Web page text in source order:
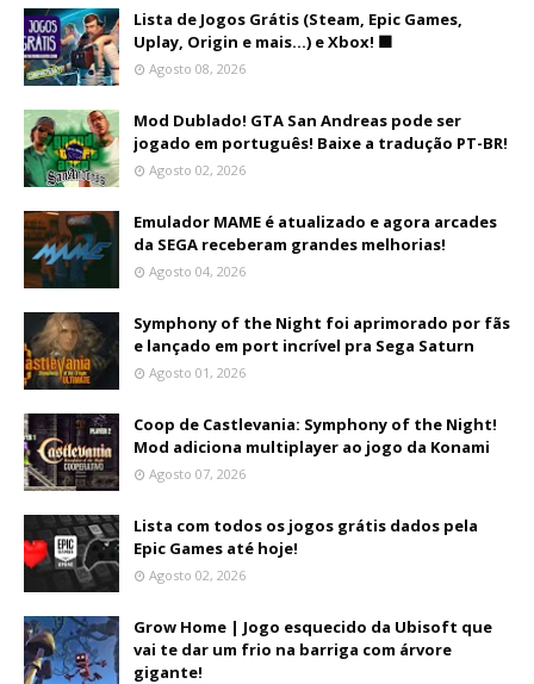
Lista de Jogos Grátis (Steam, Epic Games,
Uplay, Origin e mais...) e Xbox! 🟩
Agosto 08, 2026
Mod Dublado! GTA San Andreas pode ser
jogado em português! Baixe a tradução PT-BR!
Agosto 02, 2026
Emulador MAME é atualizado e agora arcades
da SEGA receberam grandes melhorias!
Agosto 04, 2026
Symphony of the Night foi aprimorado por fãs
e lançado em port incrível pra Sega Saturn
Agosto 01, 2026
Coop de Castlevania: Symphony of the Night!
Mod adiciona multiplayer ao jogo da Konami
Agosto 07, 2026
Lista com todos os jogos grátis dados pela
Epic Games até hoje!
Agosto 02, 2026
Grow Home | Jogo esquecido da Ubisoft que
vai te dar um frio na barriga com árvore
gigante!